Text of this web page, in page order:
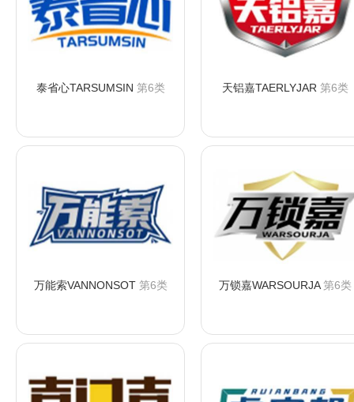
泰省心TARSUMSIN 第6类 天铝嘉TAERLYJAR 第6类
万能索VANNONSOT第6类 万锁嘉WARSOURJA第6类